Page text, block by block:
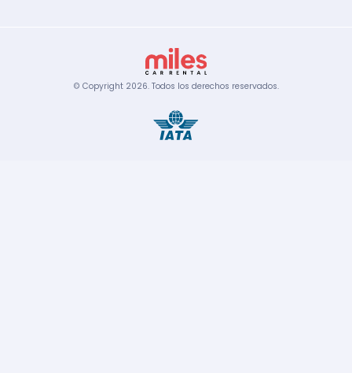
© Copyright 2026. Todos los derechos reservados.